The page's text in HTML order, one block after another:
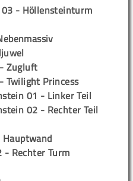
- Höllensteinturm
Zugluft
Twilight Princess
01 - Linker Teil
02 - Rechter Teil
- Rechter Turm